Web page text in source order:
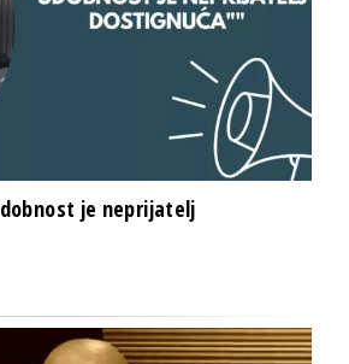
je neprijatelj